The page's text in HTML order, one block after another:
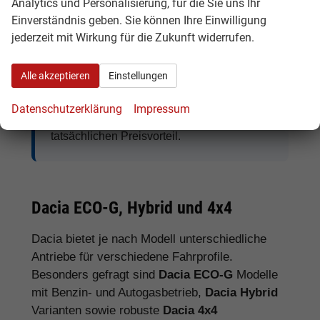
Tipp:Vergleichen Sie bei Dacia EU-
sondern auch Ausstattung, Lieferzeit,
Zusatzkosten. So erkennen Sie den
tatsächlichen Preisvorteil.
Dacia ECO-G, Hybrid und 4x4
Dacia bietet je nach Modell unterschiedliche
Antriebe für verschiedene Fahrprofile.
Besonders gefragt sind Dacia ECO-G Modelle
mit Benzin- und Autogasbetrieb, Dacia Hybrid
Varianten sowie robuste Dacia 4x4
Analytics und Personalisierung, für die Sie uns Ihr
Einverständnis geben. Sie können Ihre Einwilligung
jederzeit mit Wirkung für die Zukunft widerrufen.
Alle akzeptieren Einstellungen
Datenschutzerklärung Impressum